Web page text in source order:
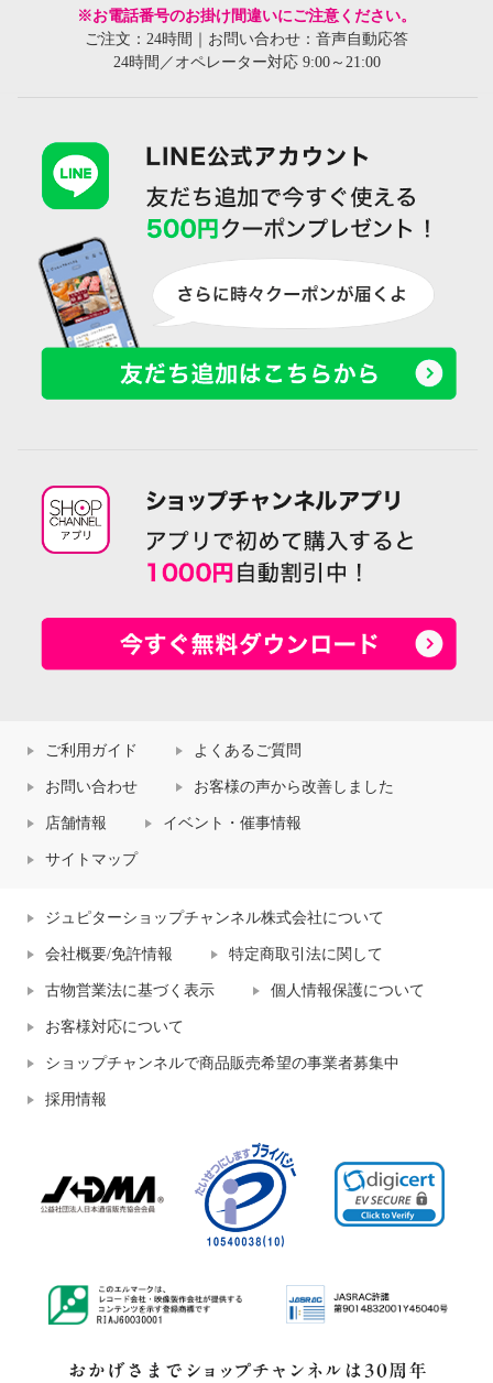
※お電話番号のお掛け間違いにご注意ください。
ご注文：24時間｜お問い合わせ：音声自動応答
24時間／オペレーター対応 9:00～21:00
ご利用ガイド よくあるご質問
お問い合わせ お客様の声から改善しました
店舗情報 イベント・催事情報
サイトマップ
ジュピターショップチャンネル株式会社について
会社概要/免許情報 特定商取引法に関して
古物営業法に基づく表示 個人情報保護について
お客様対応について
ショップチャンネルで商品販売希望の事業者募集中
採用情報